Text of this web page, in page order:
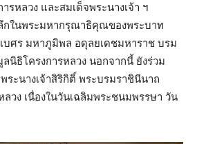
หลวง และสมเด็จพระนางเจ้า ฯ
กในพระมหากรุณาธิคุณของพระบาท
บศร มหาภูมิพล อดุลยเดชมหาราช บรม
นิธิโครงการหลวง นอกจากนี้ ยังร่วม
ระนางเจ้าสิริกิติ์ พระบรมราชินีนาถ
วง เนื่องในวันเฉลิมพระชนมพรรษา วัน